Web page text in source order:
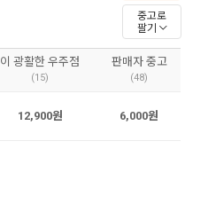
중고로
팔기
이 광활한 우주점
(15)
판매자 중고
(48)
12,900원 6,000원